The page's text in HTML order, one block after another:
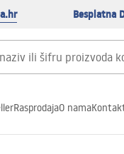
Besplatna
RasprodajaO nama